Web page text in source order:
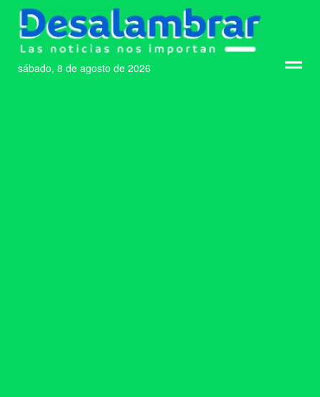
sábado, 8 de agosto de 2026